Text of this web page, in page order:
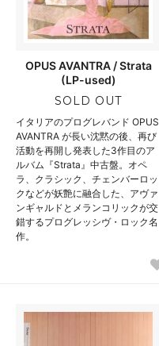
OPUS AVANTRA / Strata
(LP-used)
SOLD OUT
イタリアのプログレバンド OPUS
AVANTRA が長い沈黙の後、再び
活動を再開し発表した3作目のア
ルバム『Strata』中古盤。オペ
ラ、クラシック、チェンバーロッ
クなどが妖艶に融合した、アヴァ
ンギャルドとメランコリックが交
錯するプログレッシヴ・ロック名
作。